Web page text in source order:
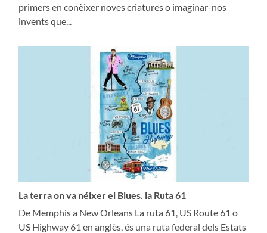
primers en conèixer noves criatures o imaginar-nos
invents que...
La terra on va néixer el Blues. la Ruta 61
De Memphis a New Orleans La ruta 61, US Route 61 o
US Highway 61 en anglès, és una ruta federal dels Estats